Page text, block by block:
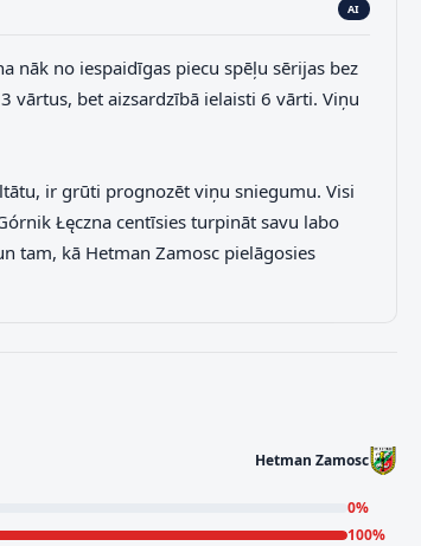
AI
nāk no iespaidīgas piecu spēļu sērijas bez
vārtus, bet aizsardzībā ielaisti 6 vārti. Viņu
ir grūti prognozēt viņu sniegumu. Visi
Łęczna centīsies turpināt savu labo
tam, kā Hetman Zamosc pielāgosies
Hetman Zamosc
0%
100%